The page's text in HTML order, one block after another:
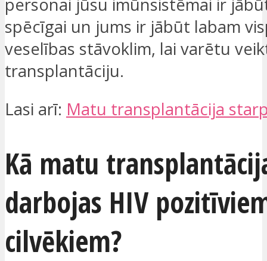
spēcīgai un jums ir jābūt labam
veselības stāvoklim, lai varētu
transplantāciju.
Lasi arī: Matu transplantācija
Kā matu
darbojas HIV
cilvēkiem?